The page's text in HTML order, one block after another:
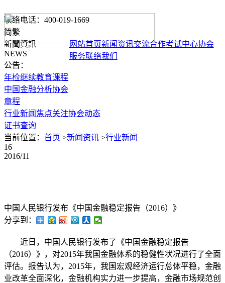
联络电话：400-019-1669
简繁
网站首页新闻资讯交流合作考试中心协会
服务联络我们
新聞資訊
NEWS
公告：
年检继续教育课程
中国金融分析协会
章程
行业新闻焦点关注协会动态
证书查询
当前位置： 首页 >新闻资讯 >行业新闻
16
2016/11
中国人民银行发布《中国金融稳定报告（2016）》
分享到：
近日，中国人民银行发布了《中国金融稳定报告
（2016）》，对2015年我国金融体系的稳健性状况进行了全面
评估。报告认为，2015年，我国宏观经济运行总体平稳，金融
业改革全面深化，金融机构实力进一步提高，金融市场规范创